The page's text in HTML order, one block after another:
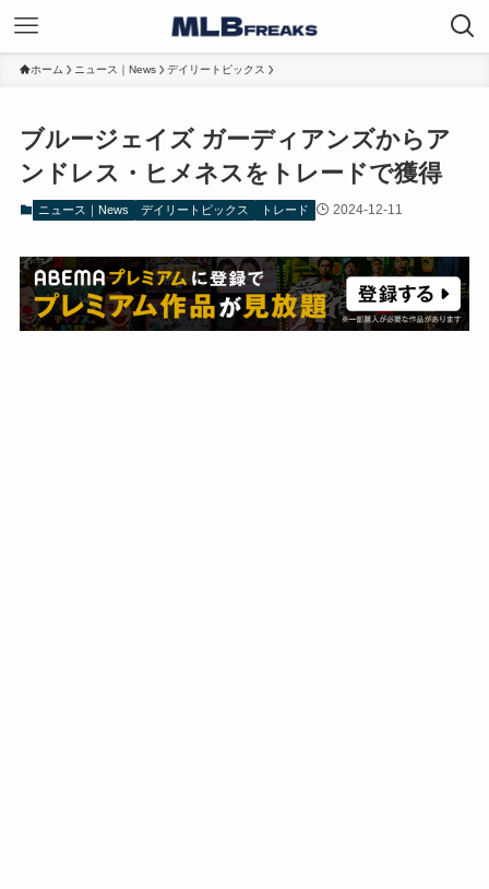
ホーム ニュース｜News デイリートピックス
ブルージェイズ ガーディアンズからア
ンドレス・ヒメネスをトレードで獲得
ニュース｜News デイリートピックス トレード 2024-12-11